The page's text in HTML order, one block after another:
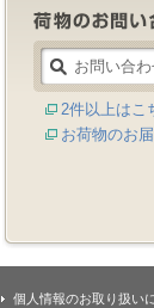
2件以上はこ
お荷物のお
個人情報のお取り扱い